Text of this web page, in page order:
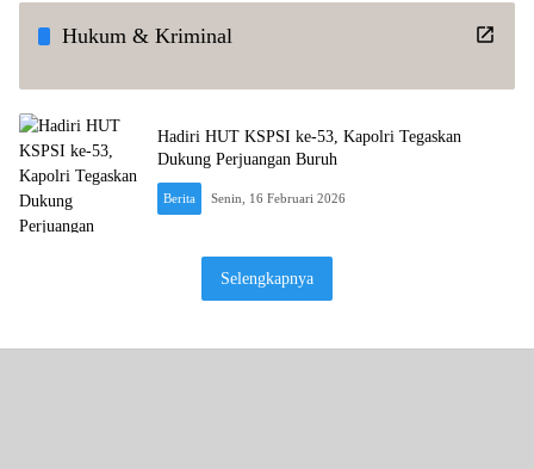
Hukum & Kriminal
Hadiri HUT KSPSI ke-53, Kapolri Tegaskan
Dukung Perjuangan Buruh
Berita Senin, 16 Februari 2026
Selengkapnya